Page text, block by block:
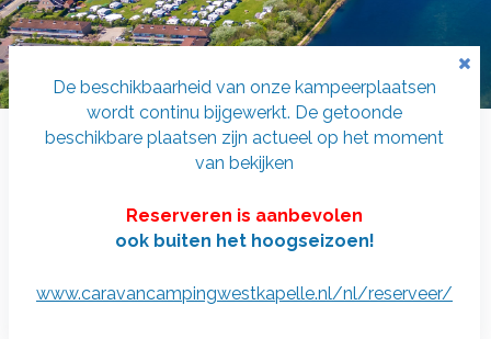
De beschikbaarheid van onze kampeerplaatsen
wordt continu bijgewerkt. De getoonde
beschikbare plaatsen zijn actueel op het moment
van bekijken
Reserveren is aanbevolen
ook buiten het hoogseizoen!
www.caravancampingwestkapelle.nl/nl/reserveer/
het gehele jaar geopend!
Beste gasten,